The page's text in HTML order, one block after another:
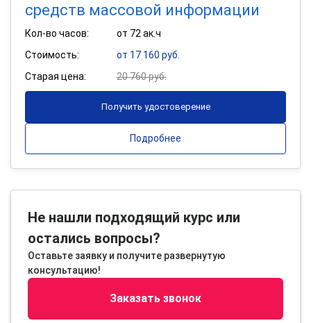
средств массовой информации
Кол-во часов:
от 72 ак.ч
Стоимость:
от 17 160 руб.
Старая цена:
20 760 руб.
Получить удостоверение
Подробнее
Не нашли подходящий курс или
остались вопросы?
Оставьте заявку и получите развернутую
консультацию!
Заказать звонок